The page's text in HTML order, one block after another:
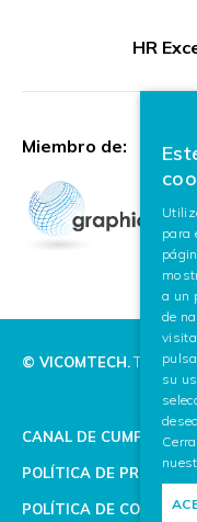
HR
Miembro de:
© VICOMTECH.Todos
CANAL DE
POLÍTICA DE
POLÍTICA DE COOKIES
para
a un
de
su